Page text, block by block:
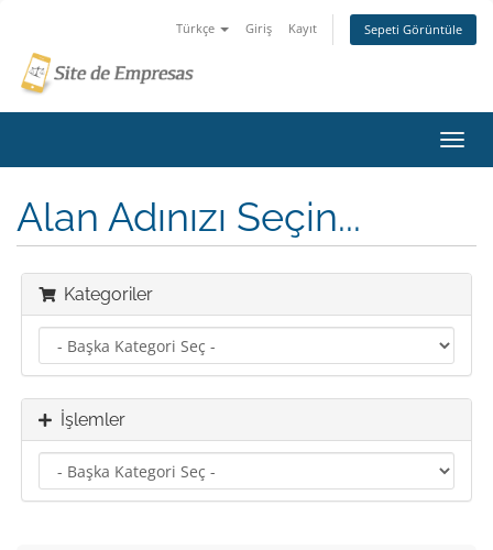
Türkçe Giriş Kayıt Sepeti Görüntüle
Alan Adınızı Seçin...
Kategoriler
İşlemler